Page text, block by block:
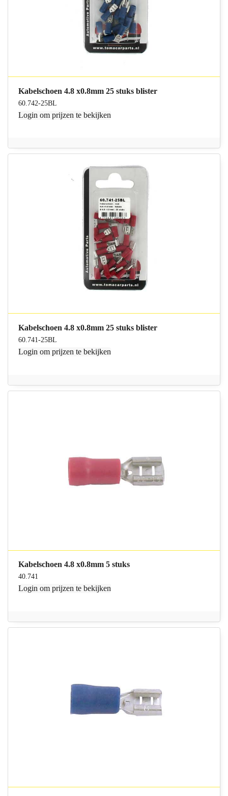
Kabelschoen 4.8 x0.8mm 25 stuks blister
60.742-25BL
Login om prijzen te bekijken
Kabelschoen 4.8 x0.8mm 25 stuks blister
60.741-25BL
Login om prijzen te bekijken
Kabelschoen 4.8 x0.8mm 5 stuks
40.741
Login om prijzen te bekijken